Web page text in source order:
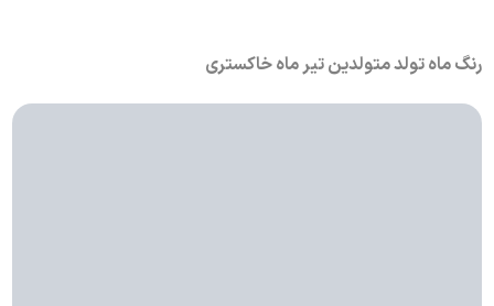
رنگ ماه تولد متولدین تیر ماه خاکستری